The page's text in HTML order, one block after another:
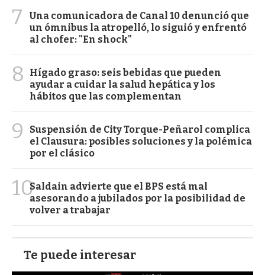
7
Una comunicadora de Canal 10 denunció que
un ómnibus la atropelló, lo siguió y enfrentó
al chofer: "En shock"
8
Hígado graso: seis bebidas que pueden
ayudar a cuidar la salud hepática y los
hábitos que las complementan
9
Suspensión de City Torque-Peñarol complica
el Clausura: posibles soluciones y la polémica
por el clásico
10Saldain advierte que el BPS está mal
asesorando a jubilados por la posibilidad de
volver a trabajar
Te puede interesar